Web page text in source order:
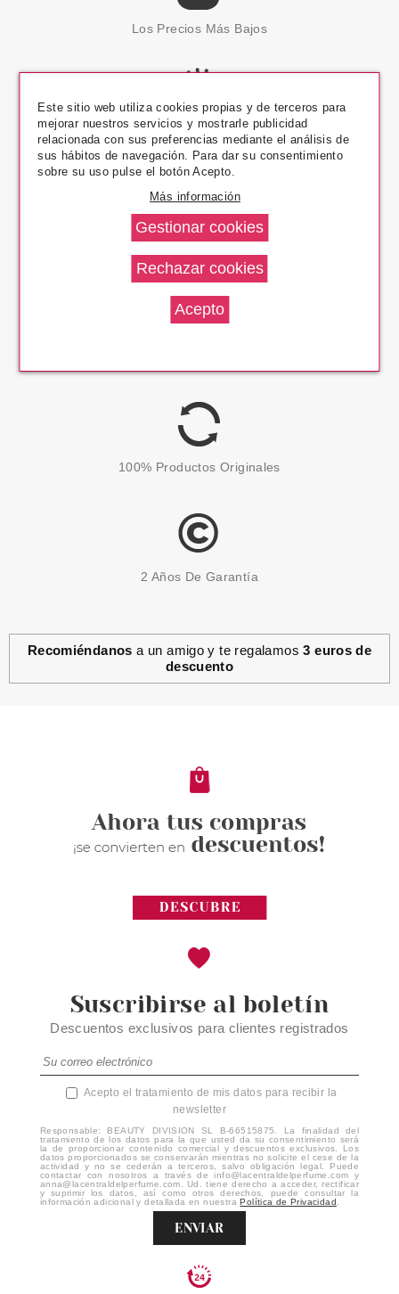
Los Precios Más Bajos
Envío En 24 H
100% Productos Originales
2 Años De Garantía
Recomiéndanos a un amigo y te regalamos3 euros de
descuento
Suscribirse al boletín
Descuentos exclusivos para clientes registrados
Acepto el tratamiento de mis datos para recibir la
newsletter
Responsable: BEAUTY DIVISION SL B-66515875. La finalidad del
tratamiento de los datos para la que usted da su consentimiento será
la de proporcionar contenido comercial y descuentos exclusivos. Los
datos proporcionados se conservarán mientras no solicite el cese de la
actividad y no se cederán a terceros, salvo obligación legal. Puede
contactar con nosotros a través de info@lacentraldelperfume.com y
anna@lacentraldelperfume.com. Ud. tiene derecho a acceder, rectificar
y suprimir los datos, así como otros derechos, puede consultar la
información adicional y detallada en nuestra Política de Privacidad .
ENVIAR
Este sitio web utiliza cookies propias y de terceros para
mejorar nuestros servicios y mostrarle publicidad
relacionada con sus preferencias mediante el análisis de
sus hábitos de navegación. Para dar su consentimiento
sobre su uso pulse el botón Acepto.
Más información